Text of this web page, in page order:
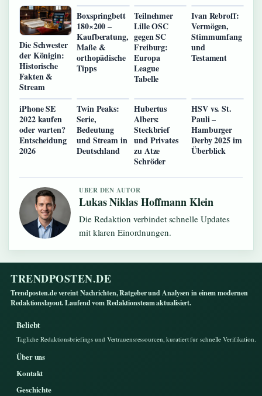
Die Schwester
der Königin:
Historische
Fakten &
Stream
Boxspringbett
180×200 –
Kaufberatung,
Maße &
orthopädische
Tipps
Teilnehmer
Lille OSC
gegen SC
Freiburg:
Europa
League
Tabelle
Ivan Rebroff:
Vermögen,
Stimmumfang
und
Testament
iPhone SE
2022 kaufen
oder warten?
Entscheidung
2026
Twin Peaks:
Serie,
Bedeutung
und Stream in
Deutschland
Hubertus
Albers:
Steckbrief
und Privates
zu Atze
Schröder
HSV vs. St.
Pauli –
Hamburger
Derby 2025 im
Überblick
UBER DEN AUTOR
Lukas Niklas Hoffmann Klein
Die Redaktion verbindet schnelle Updates
mit klaren Einordnungen.
TRENDPOSTEN.DE
Trendposten.de vereint Nachrichten, Ratgeber und Analysen in einem modernen
Redaktionslayout. Laufend vom Redaktionsteam aktualisiert.
Beliebt
Tagliche Redaktionsbriefings und Vertrauensressourcen, kuratiert fur schnelle Verifikation.
Über uns
Kontakt
Geschichte